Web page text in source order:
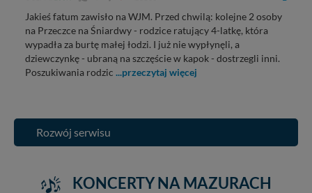
Jakieś fatum zawisło na WJM. Przed chwilą: kolejne 2 osoby
na Przeczce na Śniardwy - rodzice ratujący 4-latkę, która
wypadła za burtę małej łodzi. I już nie wypłynęli, a
dziewczynkę - ubraną na szczęście w kapok - dostrzegli inni.
Poszukiwania rodzic ...przeczytaj więcej
Rozwój serwisu
KONCERTY NA MAZURACH
tych plików - w pewnych przypadkach nie możemy tego
zrobić za Ciebie.
Dziękujemy, i życzmy miłego odkrywania Mazur na
nowo...